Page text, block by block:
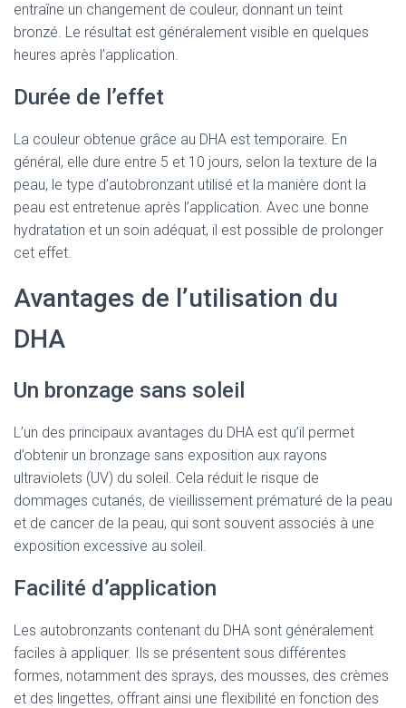
entraîne un changement de couleur, donnant un teint
bronzé. Le résultat est généralement visible en quelques
heures après l’application.
Durée de l’effet
La couleur obtenue grâce au DHA est temporaire. En
général, elle dure entre 5 et 10 jours, selon la texture de la
peau, le type d’autobronzant utilisé et la manière dont la
peau est entretenue après l’application. Avec une bonne
hydratation et un soin adéquat, il est possible de prolonger
cet effet.
Avantages de l’utilisation du
DHA
Un bronzage sans soleil
L’un des principaux avantages du DHA est qu’il permet
d’obtenir un bronzage sans exposition aux rayons
ultraviolets (UV) du soleil. Cela réduit le risque de
dommages cutanés, de vieillissement prématuré de la peau
et de cancer de la peau, qui sont souvent associés à une
exposition excessive au soleil.
Facilité d’application
Les autobronzants contenant du DHA sont généralement
faciles à appliquer. Ils se présentent sous différentes
formes, notamment des sprays, des mousses, des crèmes
et des lingettes, offrant ainsi une flexibilité en fonction des